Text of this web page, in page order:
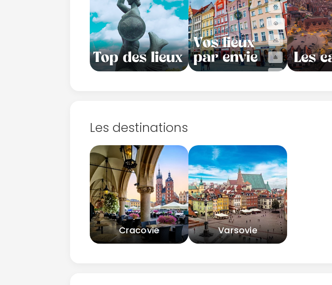
Les destinations
Cracovie Varsovie